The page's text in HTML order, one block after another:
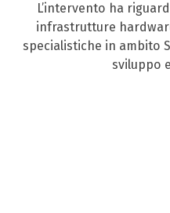
L’intervento ha
infrastrutture
specialistiche in ambito
sviluppo